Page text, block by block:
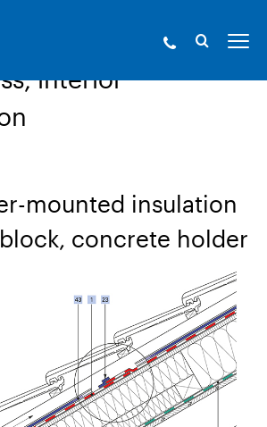
shell experts. Since
interior
mounted insulation
concrete holder